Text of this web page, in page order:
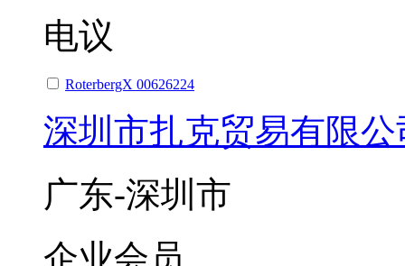
电议
RoterbergX 00626224
深圳市扎克贸易有限公
广东-深圳市
企业会员